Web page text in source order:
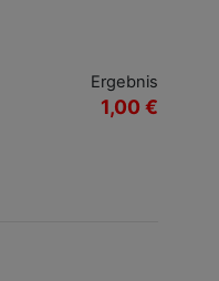
Ergebnis
1,00 €